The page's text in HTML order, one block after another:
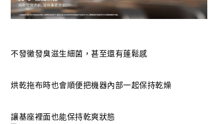
不發黴發臭滋生細菌，甚至還有蓬鬆感
烘乾拖布時也會順便把機器內部一起保持乾燥
讓基座裡面也能保持乾爽狀態